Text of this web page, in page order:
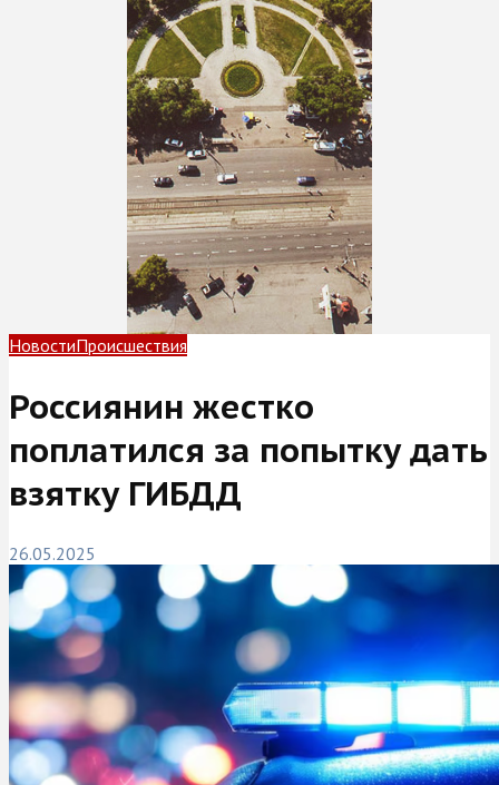
НовостиПроисшествия
Россиянин жестко
поплатился за попытку дать
взятку ГИБДД
26.05.2025